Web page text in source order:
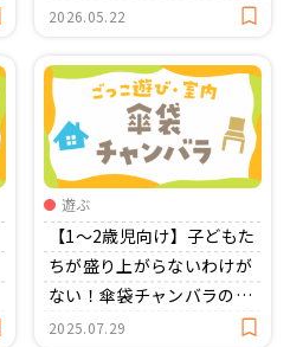
び】
2026.05.22
遊ぶ
【1〜2歳児向け】子どもた
ちが盛り上がらないわけが
ない！傘袋チャンバラの遊
び方【室内】
2025.07.29